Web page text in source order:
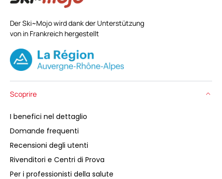
Der Ski~Mojo wird dank der Unterstützung
von in Frankreich hergestellt
Scoprire
I benefici nel dettaglio
Domande frequenti
Recensioni degli utenti
Rivenditori e Centri di Prova
Per i professionisti della salute